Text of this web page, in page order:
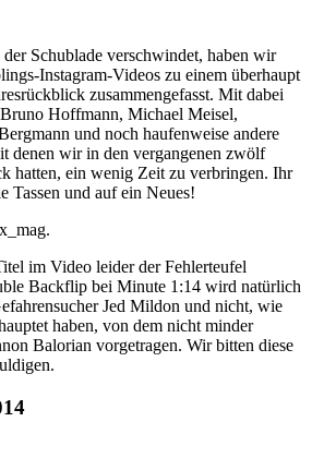
Schublade verschwindet, haben wir
Instagram-Videos zu einem überhaupt
zusammengefasst. Mit dabei
Hoffmann, Michael Meisel,
und noch haufenweise andere
denen wir in den vergangenen zwölf
hatten, ein wenig Zeit zu verbringen. Ihr
Tassen und auf ein Neues!
im Video leider der Fehlerteufel
Backflip bei Minute 1:14 wird natürlich
Jed Mildon und nicht, wie
haben, von dem nicht minder
Balorian vorgetragen. Wir bitten diese